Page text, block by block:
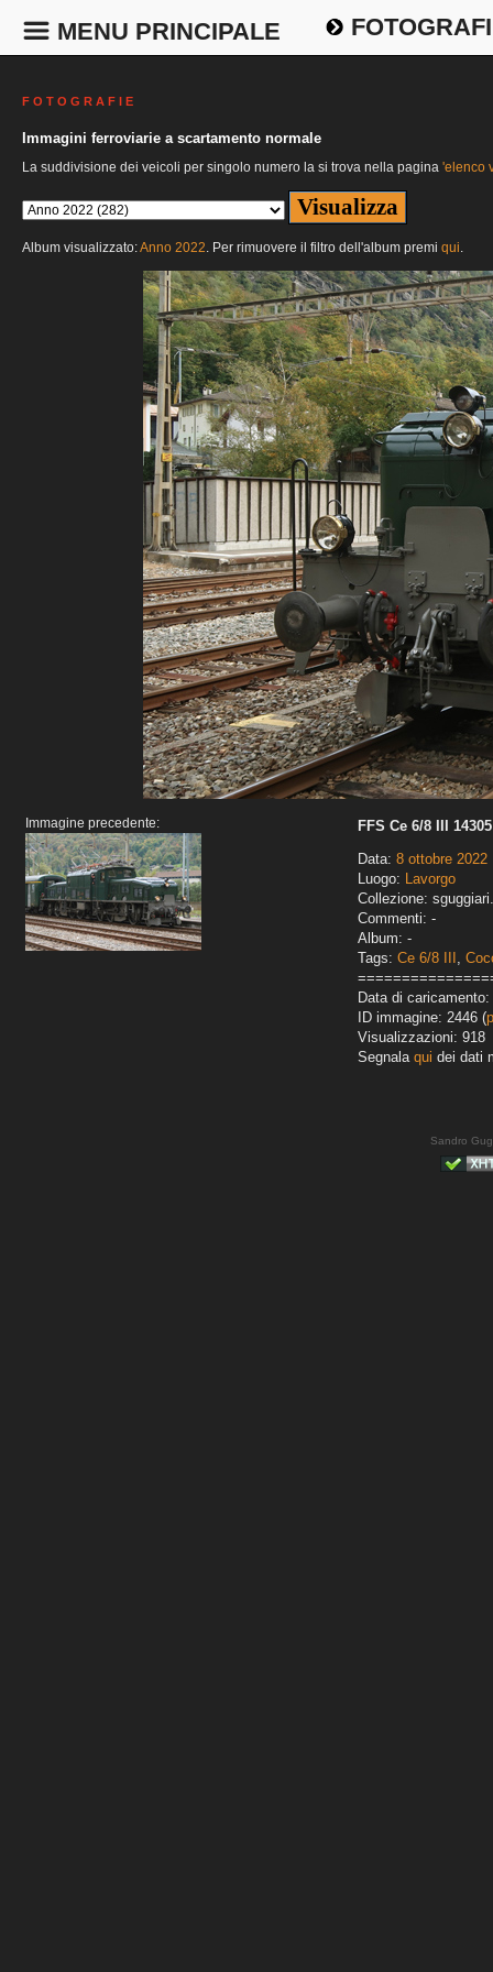
MENU PRINCIPALE
F O T O G R A F I E
Immagini ferroviarie a scartamento normale
La suddivisione dei veicoli per singolo numero la si trova nella pagina 'elenco
Album visualizzato:Anno 2022. Per rimuovere il filtro dell'album premi qui.
Immagine precedente:
FFS Ce 6/8 III 14305
Data: 8 ottobre 2022
Luogo: Lavorgo
Collezione:
Commenti: -
Album: -
Tags: Ce 6/8 III ,
Data di
ID immagine: 2446 (
Visualizzazioni: 918
Segnala qui dei dati
Sandro